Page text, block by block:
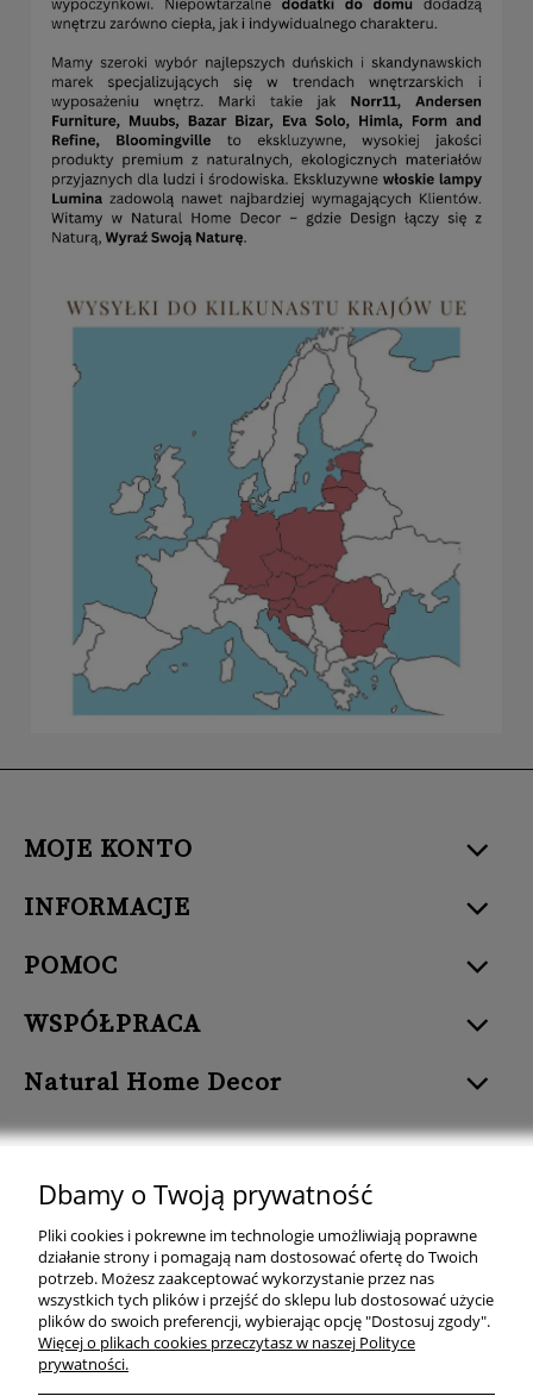
MOJE KONTO
INFORMACJE
POMOC
WSPÓŁPRACA
Natural Home Decor
Natural Home Decor | E-mail: sklep at naturalhomedecor.pl | Tel.:
507 707 299
| NIP: 7971800592 | REGON: 381429127
Copyright © 2026 - Naturalhomedecor.pl
Dbamy o Twoją prywatność
Pliki cookies i pokrewne im technologie umożliwiają poprawne
działanie strony i pomagają nam dostosować ofertę do Twoich
potrzeb. Możesz zaakceptować wykorzystanie przez nas
wszystkich tych plików i przejść do sklepu lub dostosować użycie
plików do swoich preferencji, wybierając opcję "Dostosuj zgody".
Więcej o plikach cookies przeczytasz w naszej Polityce
prywatności.